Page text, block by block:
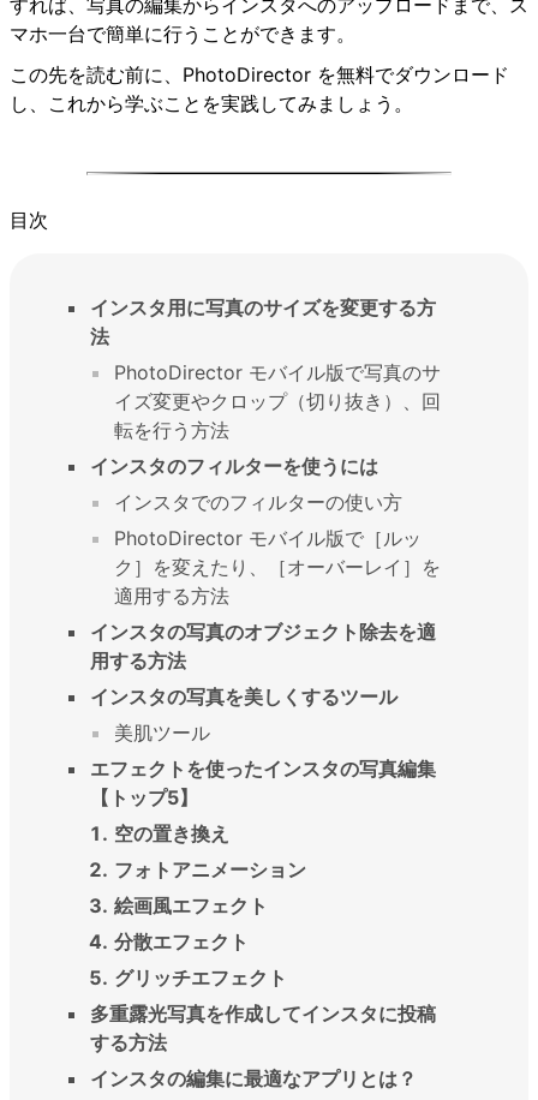
マホ一台で簡単に行うことができます。
この先を読む前に、PhotoDirector を無料でダウンロード
し、これから学ぶことを実践してみましょう。
目次
インスタ用に写真のサイズを変更する方
法
PhotoDirector モバイル版で写真のサ
イズ変更やクロップ（切り抜き）、回
転を行う方法
インスタのフィルターを使うには
インスタでのフィルターの使い方
PhotoDirector モバイル版で［ルッ
ク］を変えたり、［オーバーレイ］を
適用する方法
インスタの写真のオブジェクト除去を適
用する方法
インスタの写真を美しくするツール
美肌ツール
エフェクトを使ったインスタの写真編集
【トップ5】
空の置き換え
フォトアニメーション
絵画風エフェクト
分散エフェクト
グリッチエフェクト
多重露光写真を作成してインスタに投稿
する方法
インスタの編集に最適なアプリとは？